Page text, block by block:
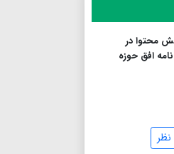
محتوا در
افق حوزه